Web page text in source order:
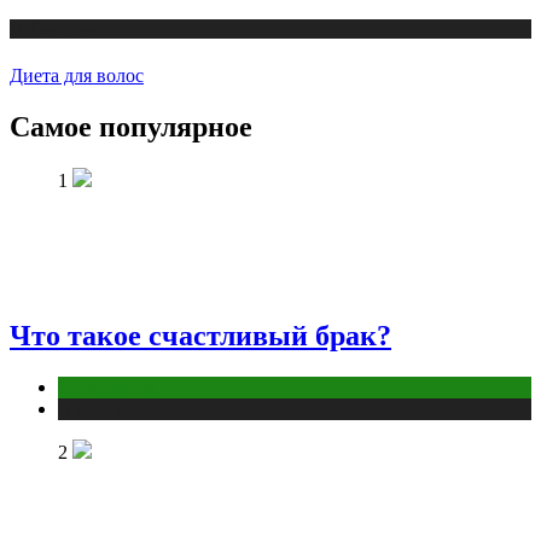
Диета для волос
Самое популярное
1
Что такое счастливый брак?
2